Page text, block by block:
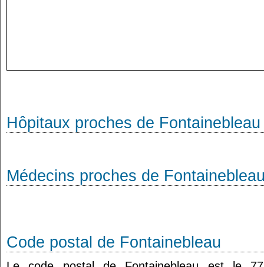
Hôpitaux proches de Fontainebleau
Médecins proches de
Code postal de Fontainebleau